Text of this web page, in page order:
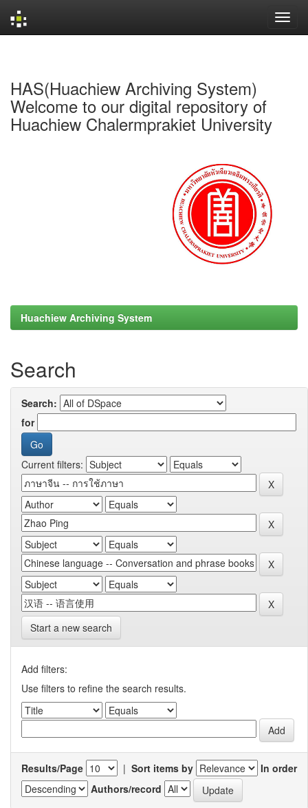
HAS(Huachiew Archiving System)
Welcome to our digital repository of
Huachiew Chalermprakiet University
Huachiew Archiving System
Search
Search:
for
Current filters:
Start a new search
Add filters:
Use filters to refine the search results.
Results/Page | Sort items by
In order
Authors/record